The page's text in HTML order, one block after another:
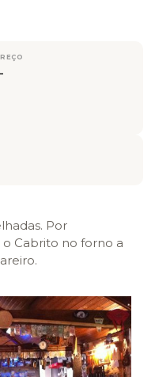
Por
Cabrito no forno a